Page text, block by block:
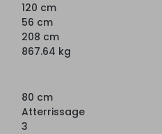
120 cm
56 cm
208 cm
867.64 kg
80 cm
Atterrissage
3